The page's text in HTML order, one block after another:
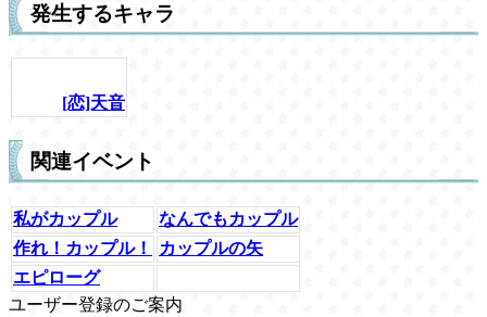
発生するキャラ
[恋]天音
関連イベント
私がカップル
なんでもカップル
作れ！カップル！
カップルの矢
エピローグ
ユーザー登録のご案内